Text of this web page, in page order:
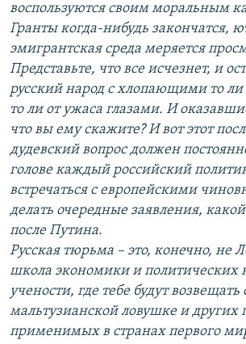
воспользуются своим моральным
Гранты когда-нибудь закончатся,
эмигрантская среда меряется
Представьте, что все исчезнет, и
русский народ с хлопающими то ли
то ли от ужаса глазами. И
что вы ему скажите? И вот этот
дудевский вопрос должен
голове каждый российский
встречаться с европейскими
делать очередные заявления, какой
после Путина.
Русская тюрьма – это, конечно, не
школа экономики и политических
учености, где тебе будут возвещать
мальтузианской ловушке и других
применимых в странах первого